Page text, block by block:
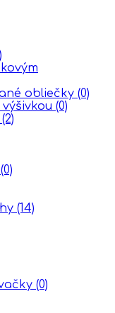
obliečky (0)
(0)
(2)
(0)
(14)
(0)